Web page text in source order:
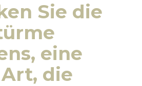
Sie die
eine
die